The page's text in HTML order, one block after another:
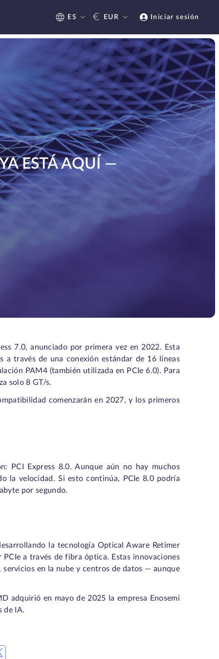
ES € EUR Iniciar sesión
ESTÁ AQUÍ —
7.0, anunciado por primera vez en 2022. Esta
a través de una conexión estándar de 16 líneas
PAM4 (también utilizada en PCIe 6.0). Para
solo 8 GT/s.
comenzarán en 2027, y los primeros
PCI Express 8.0. Aunque aún no hay muchos
la velocidad. Si esto continúa, PCIe 8.0 podría
por segundo.
la tecnología Optical Aware Retimer
a través de fibra óptica. Estas innovaciones
en la nube y centros de datos — aunque
adquirió en mayo de 2025 la empresa Enosemi
de IA.